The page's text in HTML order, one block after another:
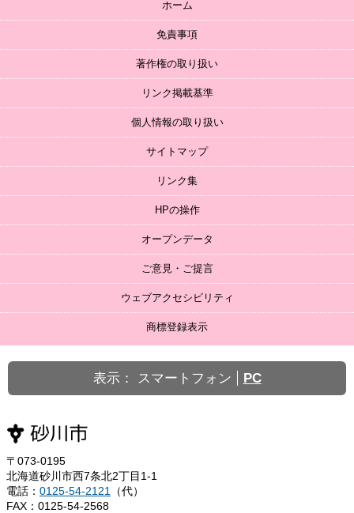
ホーム
免責事項
著作権の取り扱い
リンク掲載基準
個人情報の取り扱い
サイトマップ
リンク集
HPの操作
オープンデータ
ご意見・ご提言
ウェブアクセシビリティ
商標登録表示
表示： スマートフォン PC
〒073-0195
北海道砂川市西7条北2丁目1-1
電話： 0125-54-2121
（代）
FAX：0125-54-2568